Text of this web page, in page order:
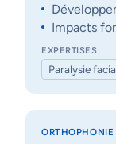
Impacts
EXPERTISES
Paralysie
ORTHOPHONIE